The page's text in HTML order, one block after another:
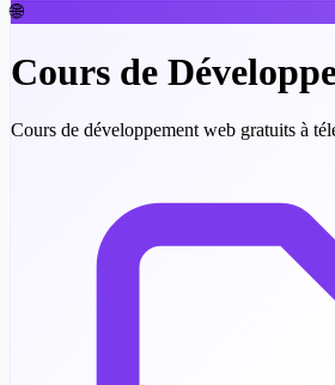
🌐
Cours de
Cours de développement web gratuits à